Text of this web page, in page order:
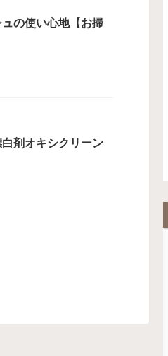
の使い心地【お掃
剤オキシクリーン